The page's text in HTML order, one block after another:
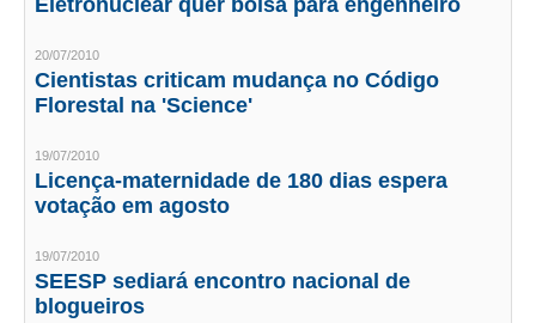
CONTRIBUIÇÃO SINDICAL URBANA
REVISÃO DE APOSENTADORIA
FGTS EXPURGOS
LEGISLAÇÃO
LEI 4.950-A/1966 – PISO SALARIAL
LEI 5.194/1966 – REGULAMENTAÇÃO DA PROFISSÃO
Eletronuclear quer bolsa para engenheiro
20/07/2010
Cientistas criticam mudança no Código
Florestal na 'Science'
19/07/2010
Licença-maternidade de 180 dias espera
votação em agosto
19/07/2010
SEESP sediará encontro nacional de
blogueiros